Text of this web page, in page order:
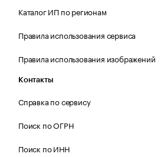
Каталог ИП по регионам
Правила использования сервиса
Правила использования изображений
Контакты
Справка по сервису
Поиск по ОГРН
Поиск по ИНН